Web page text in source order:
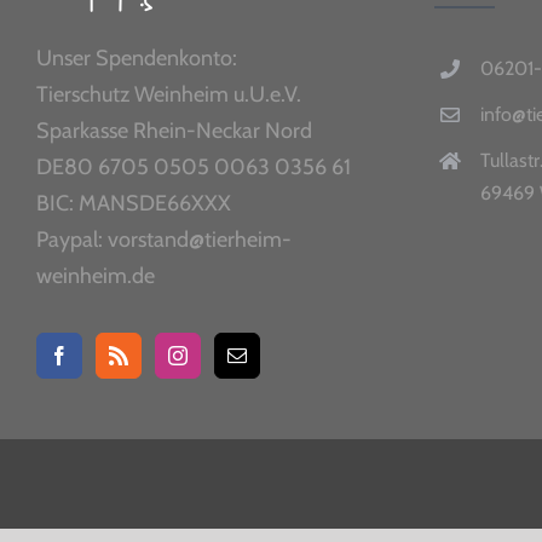
Unser Spendenkonto:
Tierschutz Weinheim u.U.e.V.
Sparkasse Rhein-Neckar Nord
DE80 6705 0505 0063 0356 61
BIC: MANSDE66XXX
Paypal: vorstand@tierheim-
weinheim.de
69469